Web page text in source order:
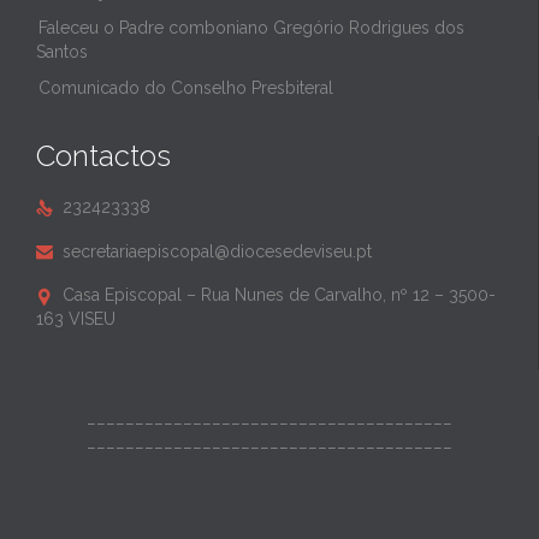
Faleceu o Padre comboniano Gregório Rodrigues dos
Santos
Comunicado do Conselho Presbiteral
Contactos
 232423338
 secretariaepiscopal@diocesedeviseu.pt

Casa Episcopal – Rua Nunes de Carvalho, nº 12 – 3500-
163 VISEU